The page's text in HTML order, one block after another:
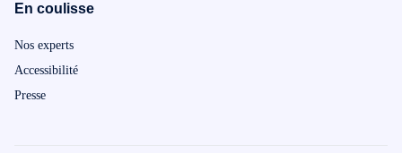
En coulisse
Nos experts
Accessibilité
Presse